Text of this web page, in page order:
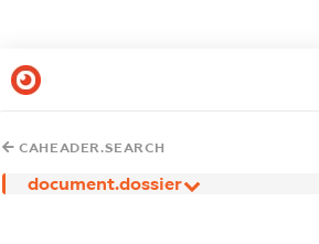
CAHEADER.SEARCH
document.dossier